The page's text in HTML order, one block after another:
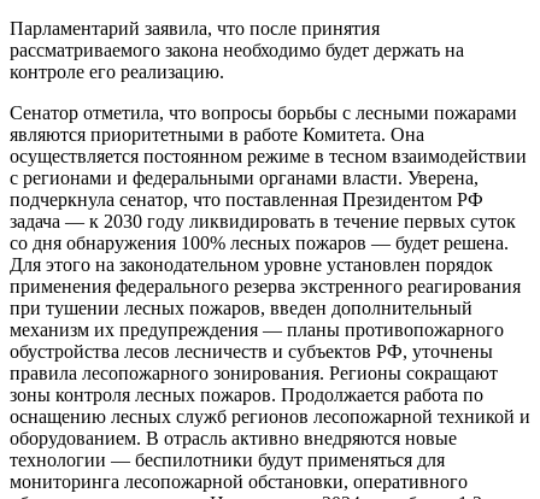
Парламентарий заявила, что после принятия
рассматриваемого закона необходимо будет держать на
контроле его реализацию.
Сенатор отметила, что вопросы борьбы с лесными пожарами
являются приоритетными в работе Комитета. Она
осуществляется постоянном режиме в тесном взаимодействии
с регионами и федеральными органами власти. Уверена,
подчеркнула сенатор, что поставленная Президентом РФ
задача — к 2030 году ликвидировать в течение первых суток
со дня обнаружения 100% лесных пожаров — будет решена.
Для этого на законодательном уровне установлен порядок
применения федерального резерва экстренного реагирования
при тушении лесных пожаров, введен дополнительный
механизм их предупреждения — планы противопожарного
обустройства лесов лесничеств и субъектов РФ, уточнены
правила лесопожарного зонирования. Регионы сокращают
зоны контроля лесных пожаров. Продолжается работа по
оснащению лесных служб регионов лесопожарной техникой и
оборудованием. В отрасль активно внедряются новые
технологии — беспилотники будут применяться для
мониторинга лесопожарной обстановки, оперативного